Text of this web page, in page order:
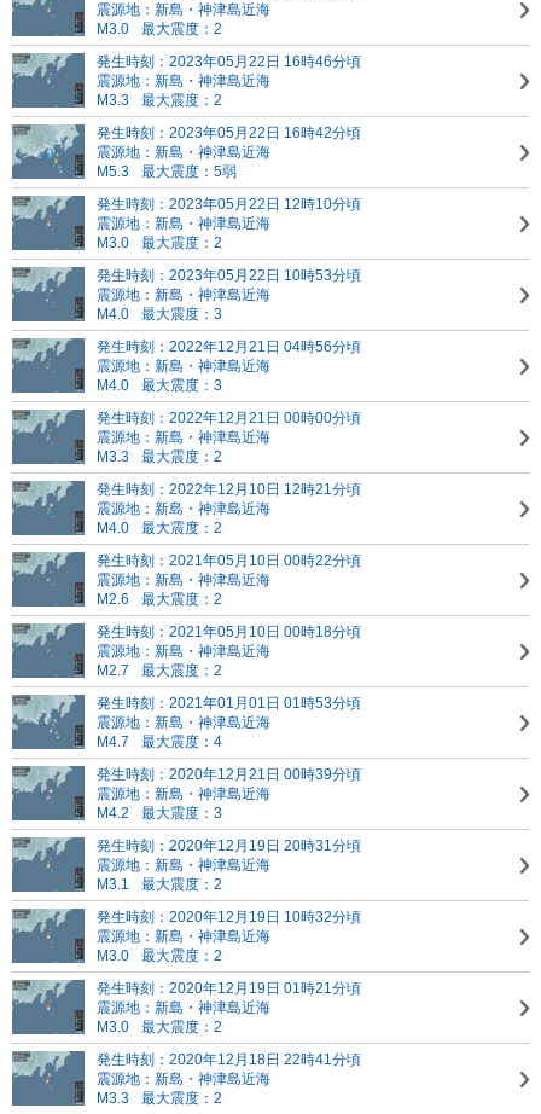
震源地：新島・神津島近海
M3.0
最大震度：2
発生時刻：2023年05月22日 16時46分頃
震源地：新島・神津島近海
M3.3
最大震度：2
発生時刻：2023年05月22日 16時42分頃
震源地：新島・神津島近海
M5.3
最大震度：5弱
発生時刻：2023年05月22日 12時10分頃
震源地：新島・神津島近海
M3.0
最大震度：2
発生時刻：2023年05月22日 10時53分頃
震源地：新島・神津島近海
M4.0
最大震度：3
発生時刻：2022年12月21日 04時56分頃
震源地：新島・神津島近海
M4.0
最大震度：3
発生時刻：2022年12月21日 00時00分頃
震源地：新島・神津島近海
M3.3
最大震度：2
発生時刻：2022年12月10日 12時21分頃
震源地：新島・神津島近海
M4.0
最大震度：2
発生時刻：2021年05月10日 00時22分頃
震源地：新島・神津島近海
M2.6
最大震度：2
発生時刻：2021年05月10日 00時18分頃
震源地：新島・神津島近海
M2.7
最大震度：2
発生時刻：2021年01月01日 01時53分頃
震源地：新島・神津島近海
M4.7
最大震度：4
発生時刻：2020年12月21日 00時39分頃
震源地：新島・神津島近海
M4.2
最大震度：3
発生時刻：2020年12月19日 20時31分頃
震源地：新島・神津島近海
M3.1
最大震度：2
発生時刻：2020年12月19日 10時32分頃
震源地：新島・神津島近海
M3.0
最大震度：2
発生時刻：2020年12月19日 01時21分頃
震源地：新島・神津島近海
M3.0
最大震度：2
発生時刻：2020年12月18日 22時41分頃
震源地：新島・神津島近海
M3.3
最大震度：2